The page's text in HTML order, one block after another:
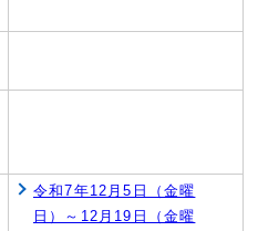
令和7年12月5日（金曜
日）～12月19日（金曜